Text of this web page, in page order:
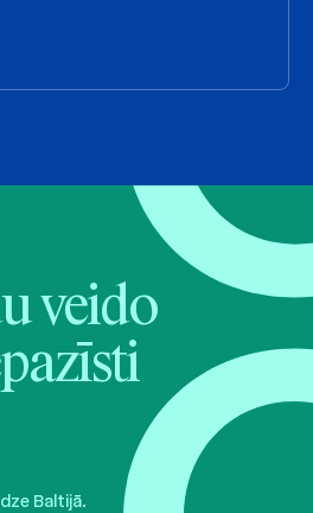
veido
Baltijā.